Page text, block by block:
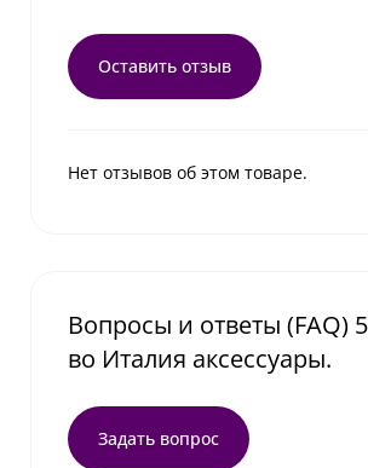
Оставить отзыв
Нет отзывов об этом товаре.
Вопросы и ответы (FAQ)
во Италия аксессуары.
Задать вопрос